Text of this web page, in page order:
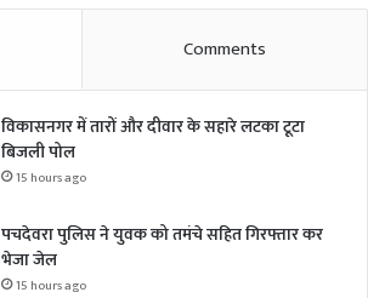
Comments
विकासनगर में तारों और दीवार के सहारे लटका टूटा
बिजली पोल
15 hours ago
पचदेवरा पुलिस ने युवक को तमंचे सहित गिरफ्तार कर
भेजा जेल
15 hours ago